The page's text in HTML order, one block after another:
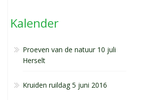
Kalender
Proeven van de natuur 10 juli
Herselt
Kruiden ruildag 5 juni 2016